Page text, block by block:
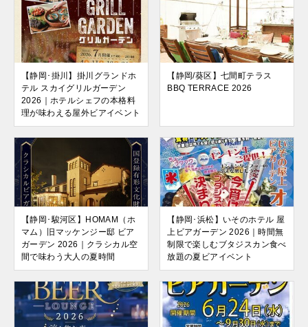
【静岡･掛川】掛川グランドホ
テル スカイグリルガーデン
2026｜ホテルシェフの本格料
理が味わえる屋外ビアイベント
【静岡/葵区】七間町テラス
BBQ TERRACE 2026
【静岡･駿河区】HOMAM（ホ
マム）旧マッケンジー邸 ビア
ガーデン 2026｜クラシカル空
間で味わう大人の夏時間
【静岡･浜松】いそのホテル 屋
上ビアガーデン 2026｜時間無
制限で楽しむブタジスカン食べ
放題の夏ビアイベント